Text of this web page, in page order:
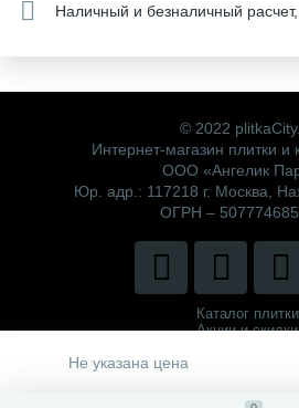
Не указана цена
Наличный и безналичный
© 2022
Интернет-магазин плитки и
ООО «Ангелик
Юр. адр.: 117218 г. Москва,
ОГРН –
Каталог плитки
Акции и скидки